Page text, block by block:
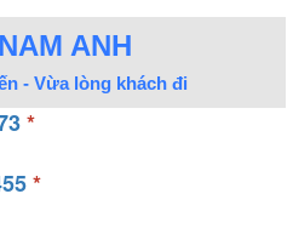
ANH
- Vừa lòng khách đi
*
*